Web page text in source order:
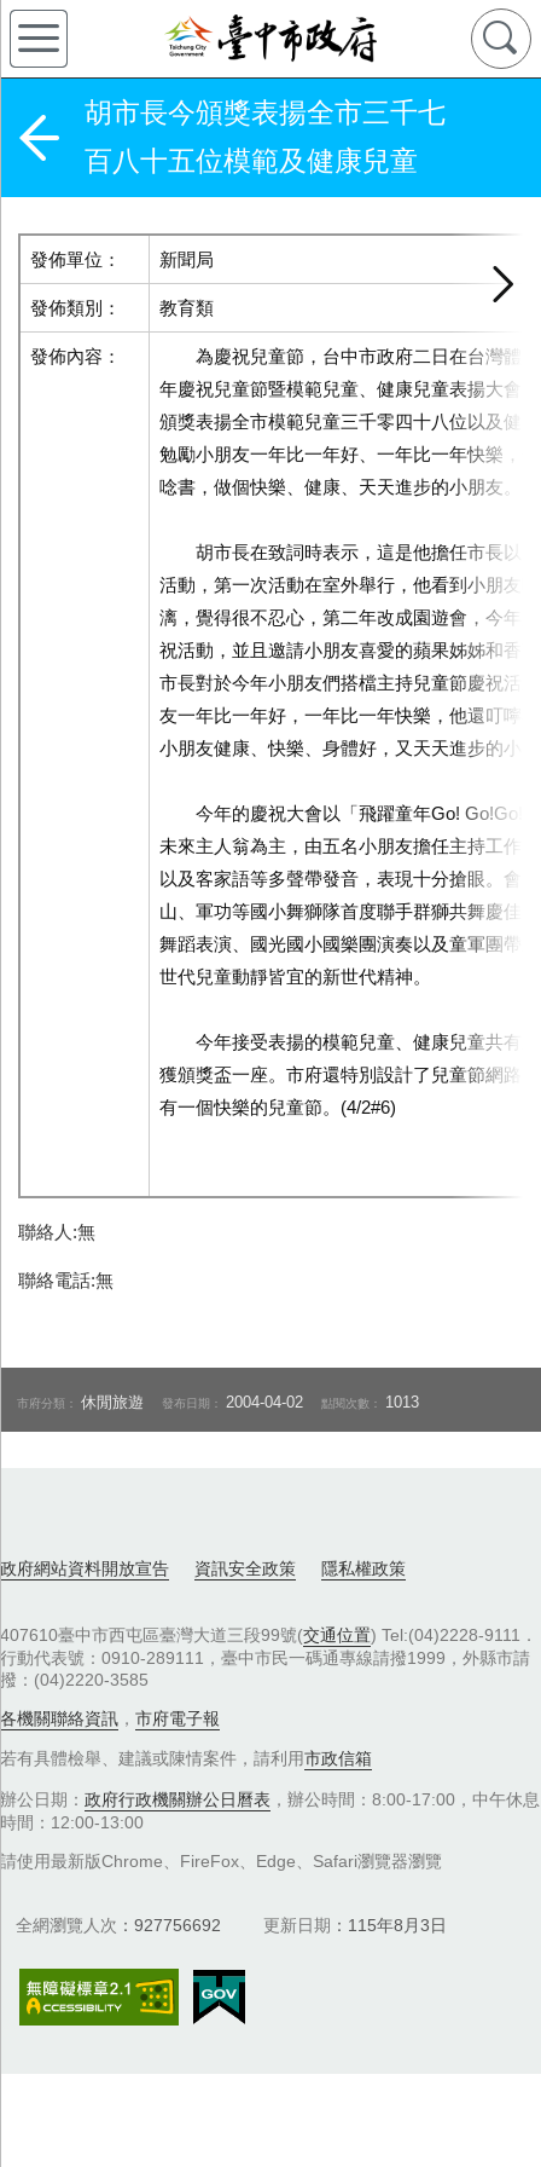
胡市長今頒獎表揚全市三千七
百八十五位模範及健康兒童
發佈單位： 新聞局
發佈類別： 教育類
發佈內容：
為慶祝兒童節，台中市政府二日在台灣體育
年慶祝兒童節暨模範兒童、健康兒童表揚大會
頒獎表揚全市模範兒童三千零四十八位以及健
勉勵小朋友一年比一年好、一年比一年快樂，
唸書，做個快樂、健康、天天進步的小朋友。
胡市長在致詞時表示，這是他擔任市長以來
活動，第一次活動在室外舉行，他看到小朋友
漓，覺得很不忍心，第二年改成園遊會，今年
祝活動，並且邀請小朋友喜愛的蘋果姊姊和香
市長對於今年小朋友們搭檔主持兒童節慶祝活
友一年比一年好，一年比一年快樂，他還叮嚀
小朋友健康、快樂、身體好，又天天進步的小
今年的慶祝大會以「飛躍童年Go! Go!Go!」
未來主人翁為主，由五名小朋友擔任主持工作
以及客家語等多聲帶發音，表現十分搶眼。會
山、軍功等國小舞獅隊首度聯手群獅共舞慶佳
舞蹈表演、國光國小國樂團演奏以及童軍團帶
世代兒童動靜皆宜的新世代精神。
今年接受表揚的模範兒童、健康兒童共有三
獲頒獎盃一座。市府還特別設計了兒童節網路
有一個快樂的兒童節。(4/2#6)
聯絡人:無
聯絡電話:無
市府分類：休閒旅遊 發布日期： 2004-04-02 點閱次數： 1013
政府網站資料開放宣告 資訊安全政策 隱私權政策
407610臺中市西屯區臺灣大道三段99號(交通位置) Tel:(04)2228-9111．
行動代表號：0910-289111，臺中市民一碼通專線請撥1999，外縣市請
撥：(04)2220-3585
各機關聯絡資訊 ， 市府電子報
若有具體檢舉、建議或陳情案件，請利用市政信箱
辦公日期： 政府行政機關辦公日曆表 ，辦公時間：8:00-17:00，中午休息
時間：12:00-13:00
請使用最新版Chrome、FireFox、Edge、Safari瀏覽器瀏覽
全網瀏覽人次 927756692 更新日期 115年8月3日